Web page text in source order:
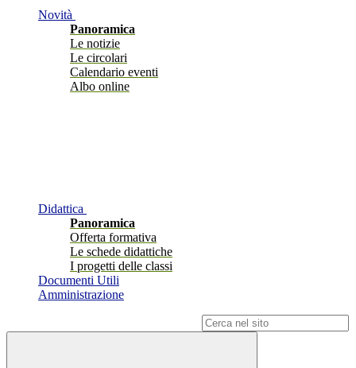
Novità
Panoramica
Le notizie
Le circolari
Calendario eventi
Albo online
Didattica
Panoramica
Offerta formativa
Le schede didattiche
I progetti delle classi
Documenti Utili
Amministrazione